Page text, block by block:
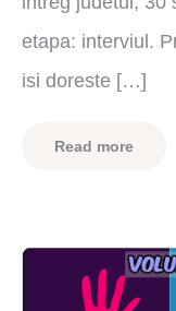
etapa: interviul.
isi doreste […]
Read more